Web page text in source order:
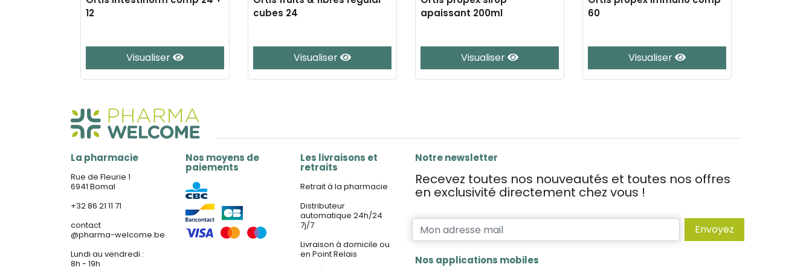
12
Visualiser
cubes 24
Visualiser
apaissant 200ml
Visualiser
60
Visualiser
La pharmacie
Rue de Fleurie 1
6941 Bomal
+32 86 21 11 71
contact
@pharma-welcome.be
Lundi au vendredi :
8h - 19h
Nos moyens de
paiements
Les livraisons et
retraits
Retrait à la pharmacie
Distributeur
automatique 24h/24
7j/7
Livraison à domicile ou
en Point Relais
Notre newsletter
Recevez toutes nos nouveautés et toutes nos offres
en exclusivité directement chez vous !
Envoyez
Nos applications mobiles